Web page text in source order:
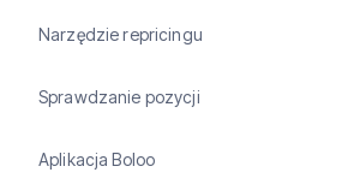
Narzędzie repricingu
Sprawdzanie pozycji
Aplikacja Boloo